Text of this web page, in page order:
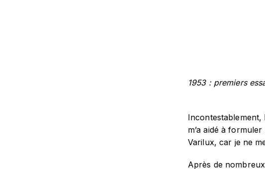
1953 : premiers
Incontestablement,
m’a aidé à
Varilux, car je ne
Après de